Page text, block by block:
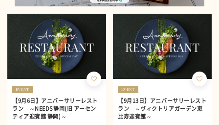
EVENT
【9月6日】アニバーサリーレスト
ラン ～NEEDS静岡(旧 アーセン
ティア迎賓館 静岡)～
EVENT
【9月13日】アニバーサリーレスト
ラン ～ヴィクトリアガーデン恵
比寿迎賓館～